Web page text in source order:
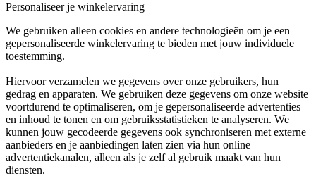
Personaliseer je winkelervaring
We gebruiken alleen cookies en andere technologieën om je een
gepersonaliseerde winkelervaring te bieden met jouw individuele
toestemming.
Hiervoor verzamelen we gegevens over onze gebruikers, hun
gedrag en apparaten. We gebruiken deze gegevens om onze website
voortdurend te optimaliseren, om je gepersonaliseerde advertenties
en inhoud te tonen en om gebruiksstatistieken te analyseren. We
kunnen jouw gecodeerde gegevens ook synchroniseren met externe
aanbieders en je aanbiedingen laten zien via hun online
advertentiekanalen, alleen als je zelf al gebruik maakt van hun
diensten.